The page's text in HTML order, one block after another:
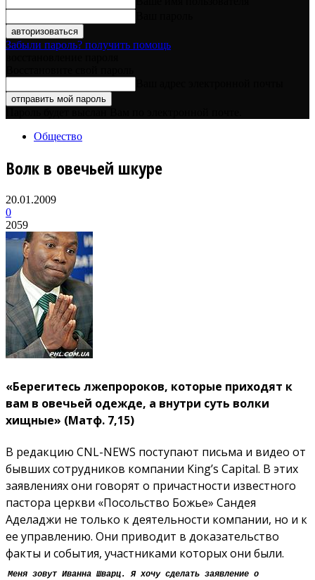
Забыли пароль? получить помощь
Общество
Волк в овечьей шкуре
20.01.2009
0
2059
«Берегитесь лжепророков, которые приходят к
вам в овечьей одежде, а внутри суть волки
хищные» (Матф. 7,15)
В редакцию CNL-NEWS поступают письма и видео от
бывших сотрудников компании King’s Capital. В этих
заявлениях они говорят о причастности известного
пастора церкви «Посольство Божье» Сандея
Аделаджи не только к деятельности компании, но и к
ее управлению. Они приводит в доказательство
факты и события, участниками которых они были.
Меня зовут Иванна Шварц. Я хочу сделать заявление о